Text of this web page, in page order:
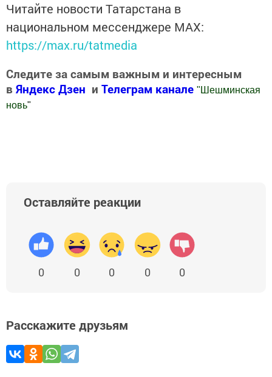
Читайте новости Татарстана в
национальном мессенджере MАХ:
https://max.ru/tatmedia
Следите за самым важным и интересным
в Яндекс Дзен и Телеграм канале " Шешминская
новь"
Оставляйте реакции
0 0 0 0 0
Расскажите друзьям